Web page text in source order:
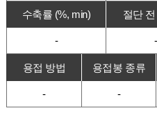
수축률 (%, min) 절단
- -
용접 방법 용접봉 종류
- -